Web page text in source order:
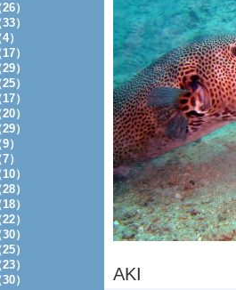
AKI
）
）
）
）
）
）
）
）
）
）
）
）
）
）
）
）
）
）
）